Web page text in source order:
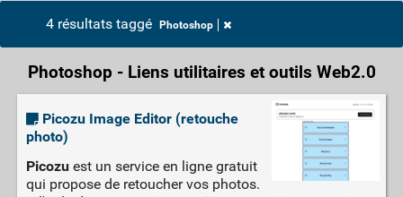
4 résultats taggé Photoshop
Photoshop - Liens utilitaires et outils Web2.0
Picozu Image Editor (retouche
photo)
Picozuest un service en ligne gratuit
qui propose de retoucher vos photos.